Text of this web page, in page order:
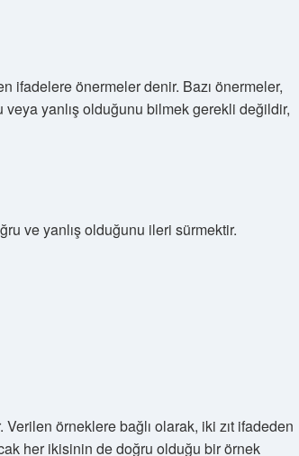
ifadelere önermeler denir. Bazı önermeler,
yanlış olduğunu bilmek gerekli değildir,
ve yanlış olduğunu ileri sürmektir.
örneklere bağlı olarak, iki zıt ifadeden
her ikisinin de doğru olduğu bir örnek